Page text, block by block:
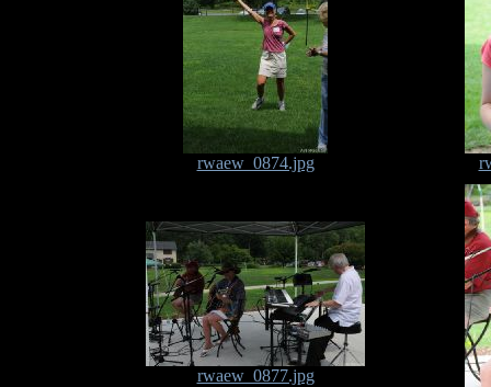
rwaew_0874.jpg
rwaew_0877.jpg